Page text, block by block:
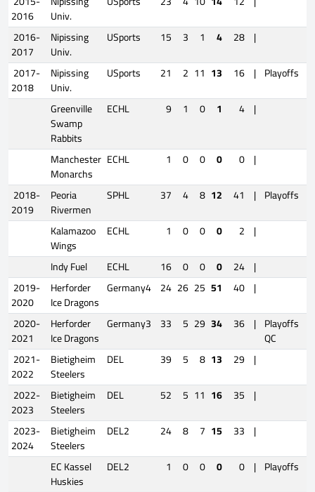
2016
Univ.
2016-
2017
Nipissing
Univ.
USports 15 3 1 4 28 |
2017-
2018
Nipissing
Univ.
USports 21 2 11 13 16 | Playoffs
Greenville
Swamp
Rabbits
ECHL 9 1 0 1 4 |
Manchester
Monarchs
ECHL 1 0 0 0 0 |
2018-
2019
Peoria
Rivermen
SPHL 37 4 8 12 41 | Playoffs
Kalamazoo
Wings
ECHL 1 0 0 0 2 |
Indy Fuel
ECHL 16 0 0 0 24 |
2019-
2020
Herforder
Ice Dragons
Germany4 24 26 25 51 40 |
2020-
2021
Herforder
Ice Dragons
Germany3 33 5 29 34 36 | Playoffs
QC
2021-
2022
Bietigheim
Steelers
DEL 39 5 8 13 29 |
2022-
2023
Bietigheim
Steelers
DEL 52 5 11 16 35 |
2023-
2024
Bietigheim
Steelers
DEL2 24 8 7 15 33 |
EC Kassel
Huskies
DEL2 1 0 0 0 0 | Playoffs